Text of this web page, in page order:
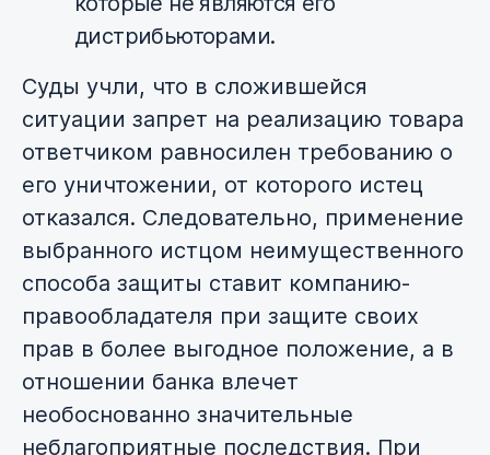
дистрибьюторами.
Суды учли, что в сложившейся
ситуации запрет на реализацию товара
ответчиком равносилен требованию о
его уничтожении, от которого истец
отказался. Следовательно, применение
выбранного истцом неимущественного
способа защиты ставит компанию-
правообладателя при защите своих
прав в более выгодное положение, а в
отношении банка влечет
необоснованно значительные
неблагоприятные последствия. При